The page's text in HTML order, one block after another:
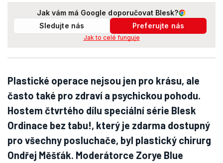
Jak vám má Google doporučovat Blesk?
Sledujte nás
Preferujte nás
Jak to celé funguje
Plastické operace nejsou jen pro krásu, ale
často také pro zdraví a psychickou pohodu.
Hostem čtvrtého dílu speciální série Blesk
Ordinace bez tabu!, který je zdarma dostupný
pro všechny posluchače, byl plastický chirurg
Ondřej Měšťák. Moderátorce Zorye Blue